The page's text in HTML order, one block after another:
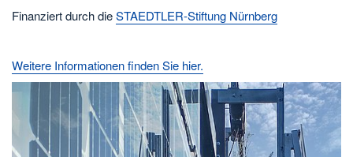
Finanziert durch dieSTAEDTLER-Stiftung Nürnberg
Weitere Informationen finden Sie hier.